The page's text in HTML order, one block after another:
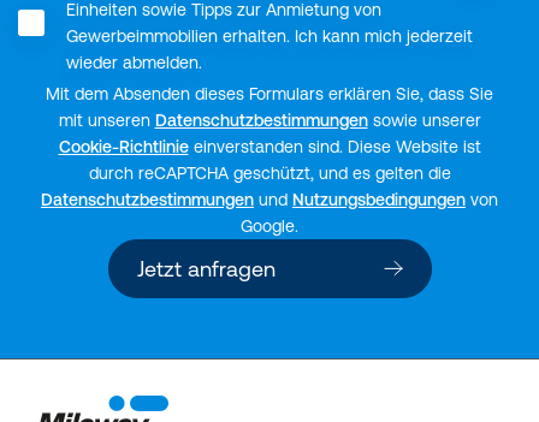
Einheiten sowie Tipps zur Anmietung von
Gewerbeimmobilien erhalten. Ich kann mich jederzeit
wieder abmelden.
Mit dem Absenden dieses Formulars erklären Sie, dass Sie
mit unseren Datenschutzbestimmungensowie unserer
Cookie-Richtlinieeinverstanden sind. Diese Website ist
durch reCAPTCHA geschützt, und es gelten die
Datenschutzbestimmungen und Nutzungsbedingungen von
Google.
Jetzt anfragen